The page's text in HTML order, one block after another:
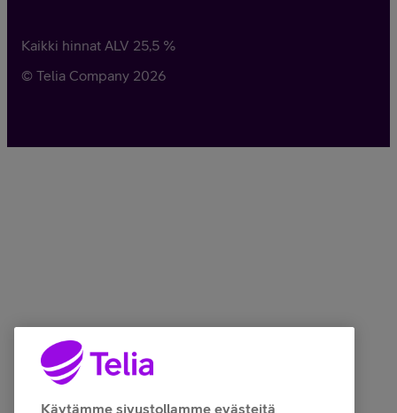
Kaikki hinnat ALV 25,5 %
© Telia Company 2026
Käytämme sivustollamme evästeitä